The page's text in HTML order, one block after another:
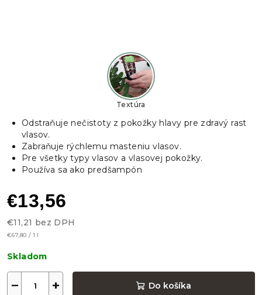
Odstraňuje nečistoty z pokožky hlavy pre zdravý rast
vlasov.
Zabraňuje rýchlemu masteniu vlasov.
Pre všetky typy vlasov a vlasovej pokožky.
Používa sa ako predšampón
€13,56
€11,21 bez DPH
Jednotková
€67,80 / 1 l
Skladom
+
− Do košíka
Textúra